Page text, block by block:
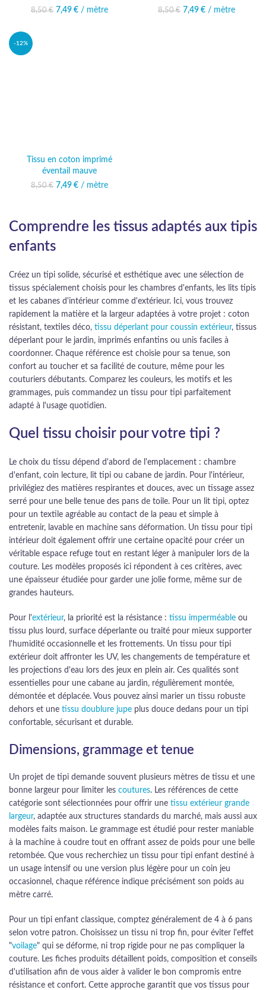
8,50€
Le prix initial était :
7,49 € Le prix actuel
/ mètre 8,50€
Le prix initial était :
7,49 € Le prix actuel
/ mètre
-12%
Tissu en coton imprimé
éventail mauve
8,50€
Le prix initial était :
7,49 € Le prix actuel
/ mètre
Comprendre les tissus adaptés aux tipis
enfants
Créez un tipi solide, sécurisé et esthétique avec une sélection de
tissus spécialement choisis pour les chambres d'enfants, les lits tipis
et les cabanes d'intérieur comme d'extérieur. Ici, vous trouvez
rapidement la matière et la largeur adaptées à votre projet : coton
résistant, textiles déco, tissu déperlant pour coussin extérieur, tissus
déperlant pour le jardin, imprimés enfantins ou unis faciles à
coordonner. Chaque référence est choisie pour sa tenue, son
confort au toucher et sa facilité de couture, même pour les
couturiers débutants. Comparez les couleurs, les motifs et les
grammages, puis commandez un tissu pour tipi parfaitement
adapté à l'usage quotidien.
Quel tissu choisir pour votre tipi ?
Le choix du tissu dépend d'abord de l'emplacement : chambre
d'enfant, coin lecture, lit tipi ou cabane de jardin. Pour l'intérieur,
privilégiez des matières respirantes et douces, avec un tissage assez
serré pour une belle tenue des pans de toile. Pour un lit tipi, optez
pour un textile agréable au contact de la peau et simple à
entretenir, lavable en machine sans déformation. Un tissu pour tipi
intérieur doit également offrir une certaine opacité pour créer un
véritable espace refuge tout en restant léger à manipuler lors de la
couture. Les modèles proposés ici répondent à ces critères, avec
une épaisseur étudiée pour garder une jolie forme, même sur de
grandes hauteurs.
Pour l'extérieur, la priorité est la résistance : tissu imperméable ou
tissu plus lourd, surface déperlante ou traité pour mieux supporter
l'humidité occasionnelle et les frottements. Un tissu pour tipi
extérieur doit affronter les UV, les changements de température et
les projections d'eau lors des jeux en plein air. Ces qualités sont
essentielles pour une cabane au jardin, régulièrement montée,
démontée et déplacée. Vous pouvez ainsi marier un tissu robuste
dehors et une tissu doublure jupe plus douce dedans pour un tipi
confortable, sécurisant et durable.
Dimensions, grammage et tenue
Un projet de tipi demande souvent plusieurs mètres de tissu et une
bonne largeur pour limiter les coutures. Les références de cette
catégorie sont sélectionnées pour offrir une tissu extérieur grande
largeur, adaptée aux structures standards du marché, mais aussi aux
modèles faits maison. Le grammage est étudié pour rester maniable
à la machine à coudre tout en offrant assez de poids pour une belle
retombée. Que vous recherchiez un tissu pour tipi enfant destiné à
un usage intensif ou une version plus légère pour un coin jeu
occasionnel, chaque référence indique précisément son poids au
mètre carré.
Pour un tipi enfant classique, comptez généralement de 4 à 6 pans
selon votre patron. Choisissez un tissu ni trop fin, pour éviter l'effet
"voilage" qui se déforme, ni trop rigide pour ne pas compliquer la
couture. Les fiches produits détaillent poids, composition et conseils
d'utilisation afin de vous aider à valider le bon compromis entre
résistance et confort. Cette approche garantit que vos tissus pour